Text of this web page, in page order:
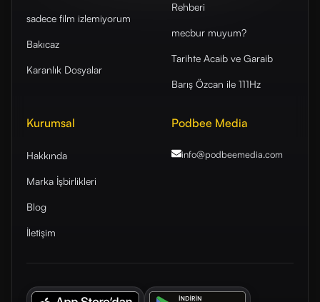
sadece film izlemiyorum
Bakıcaz
Karanlık Dosyalar
Rehberi
mecbur muyum?
Tarihte Acaib ve Garaib
Barış Özcan ile 111Hz
Kurumsal
Hakkında
Marka İşbirlikleri
Blog
İletişim
Podbee Media
info@podbeemedia.com